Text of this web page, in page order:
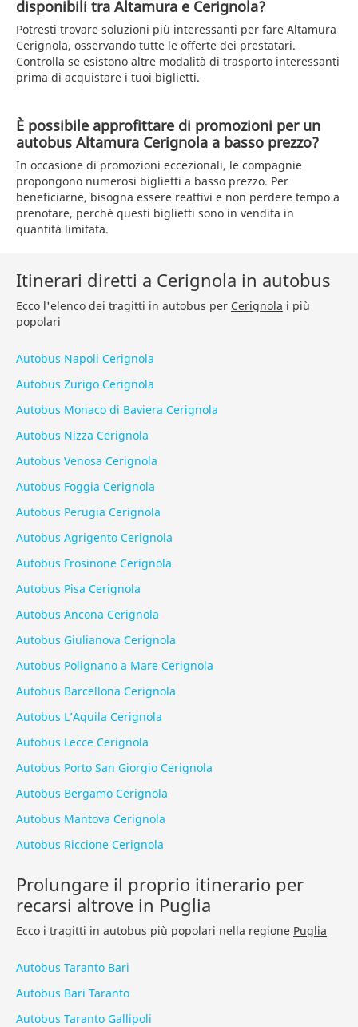
disponibili tra Altamura e Cerignola?
Potresti trovare soluzioni più interessanti per fare Altamura
Cerignola, osservando tutte le offerte dei prestatari.
Controlla se esistono altre modalità di trasporto interessanti
prima di acquistare i tuoi biglietti.
È possibile approfittare di promozioni per un
autobus Altamura Cerignola a basso prezzo?
In occasione di promozioni eccezionali, le compagnie
propongono numerosi biglietti a basso prezzo. Per
beneficiarne, bisogna essere reattivi e non perdere tempo a
prenotare, perché questi biglietti sono in vendita in
quantità limitata.
Itinerari diretti a Cerignola in autobus
Ecco l'elenco dei tragitti in autobus per Cerignola i più
popolari
Autobus Napoli Cerignola
Autobus Zurigo Cerignola
Autobus Monaco di Baviera Cerignola
Autobus Nizza Cerignola
Autobus Venosa Cerignola
Autobus Foggia Cerignola
Autobus Perugia Cerignola
Autobus Agrigento Cerignola
Autobus Frosinone Cerignola
Autobus Pisa Cerignola
Autobus Ancona Cerignola
Autobus Giulianova Cerignola
Autobus Polignano a Mare Cerignola
Autobus Barcellona Cerignola
Autobus L’Aquila Cerignola
Autobus Lecce Cerignola
Autobus Porto San Giorgio Cerignola
Autobus Bergamo Cerignola
Autobus Mantova Cerignola
Autobus Riccione Cerignola
Prolungare il proprio itinerario per
recarsi altrove in Puglia
Ecco i tragitti in autobus più popolari nella regione Puglia
Autobus Taranto Bari
Autobus Bari Taranto
Autobus Taranto Gallipoli